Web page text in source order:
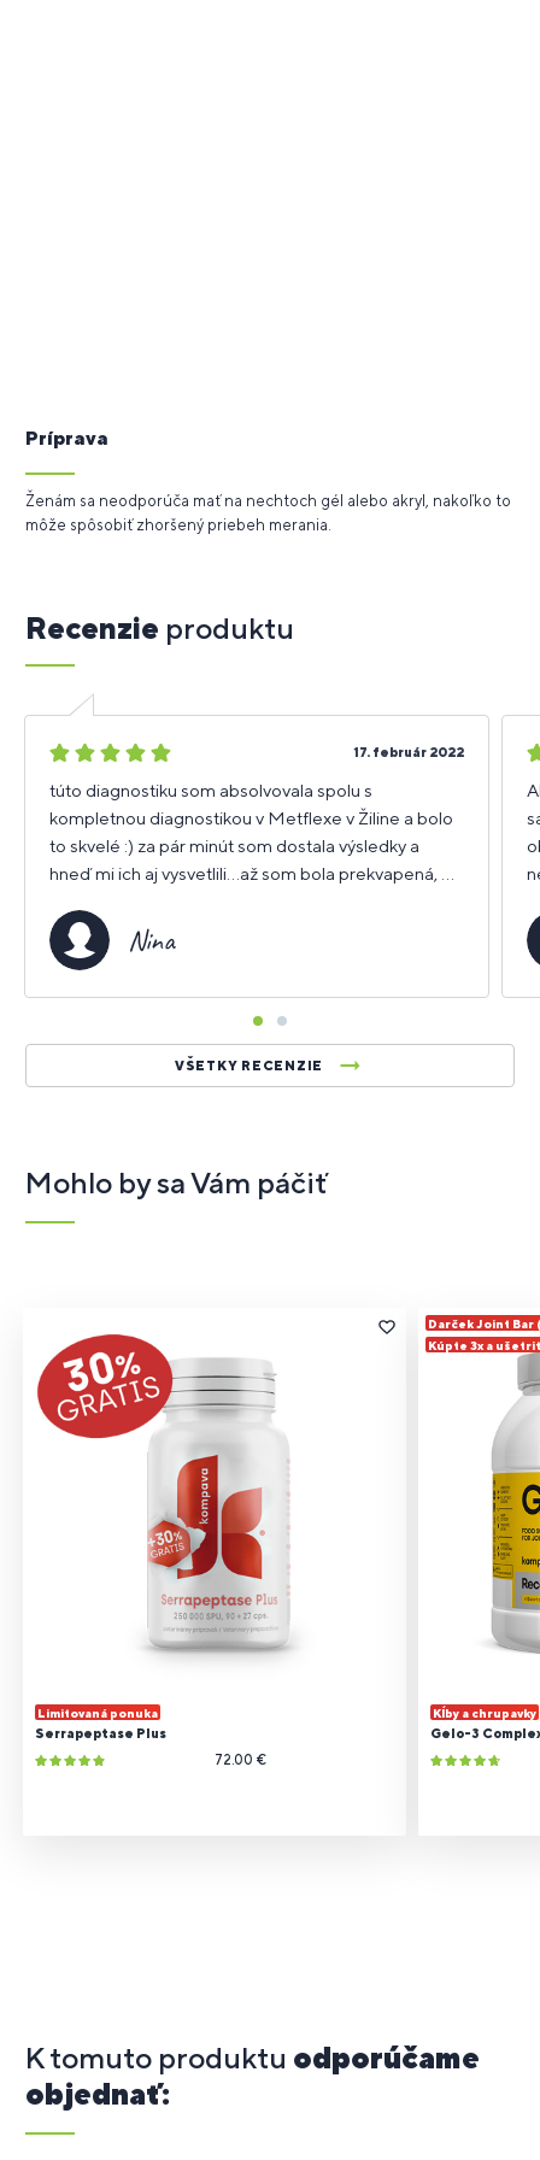
Príprava
Ženám sa neodporúča mať na nechtoch gél alebo akryl, nakoľko to
môže spôsobiť zhoršený priebeh merania.
Recenzie produktu
VŠETKY RECENZIE
5
17. február 2022
túto diagnostiku som absolvovala spolu s
kompletnou diagnostikou v Metflexe v Žiline a bolo
to skvelé :) za pár minút som dostala výsledky a
hneď mi ich aj vysvetlili...až som bola prekvapená, čo
odporúčamNina
5
Mohlo by sa Vám páčiť
Limitovaná ponuka
Serrapeptase Plus
72.00 €
Darček Joint Bar
Kúpte 3x a
Kĺby a chrupavky
Gelo-3
K tomuto produktu odporúčame
objednať: